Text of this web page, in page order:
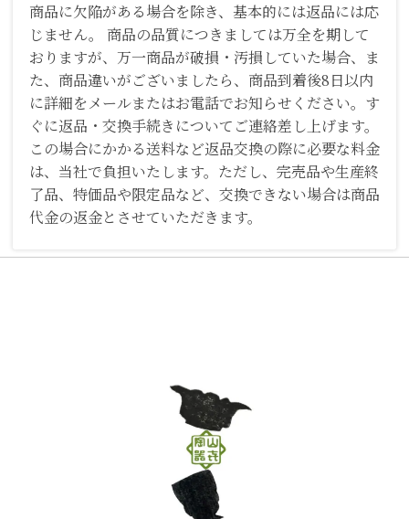
商品に欠陥がある場合を除き、基本的には返品には応
じません。 商品の品質につきましては万全を期して
おりますが、万一商品が破損・汚損していた場合、ま
た、商品違いがございましたら、商品到着後8日以内
に詳細をメールまたはお電話でお知らせください。す
ぐに返品・交換手続きについてご連絡差し上げます。
この場合にかかる送料など返品交換の際に必要な料金
は、当社で負担いたします。ただし、完売品や生産終
了品、特価品や限定品など、交換できない場合は商品
代金の返金とさせていただきます。